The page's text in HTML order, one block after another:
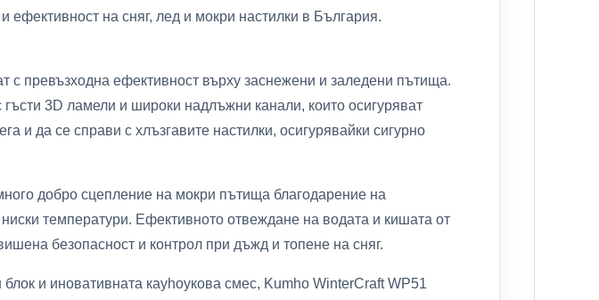
на сняг, лед и мокри настилки в България.
с превъзходна ефективност върху заснежени и заледени пътища.
3D ламели и широки надлъжни канали, които осигуряват
и да се справи с хлъзгавите настилки, осигурявайки сигурно
добро сцепление на мокри пътища благодарение на
температури. Ефективното отвеждане на водата и кишата от
безопасност и контрол при дъжд и топене на сняг.
и иновативната кауhoукова смес, Kumho WinterCraft WP51